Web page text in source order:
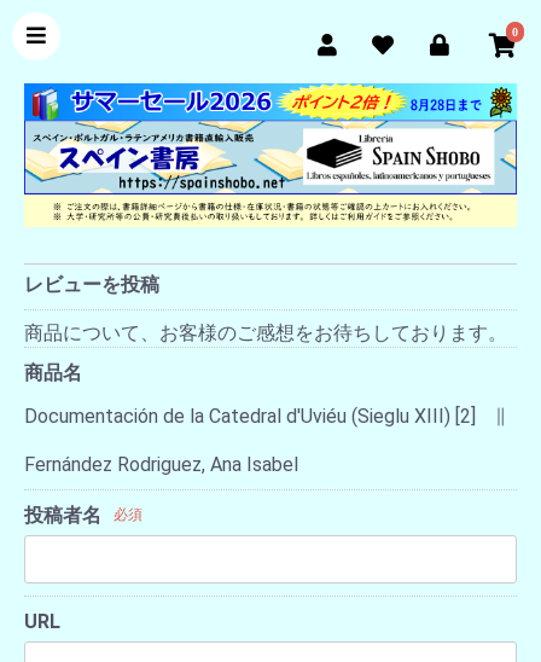
0
レビューを投稿
商品について、お客様のご感想をお待ちしております。
商品名
Documentación de la Catedral d'Uviéu (Sieglu XIII) [2] ∥
Fernández Rodriguez, Ana Isabel
投稿者名 必須
URL